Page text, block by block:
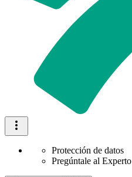
Protección de datos
Pregúntale al Experto